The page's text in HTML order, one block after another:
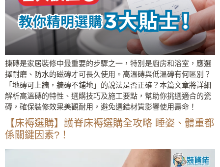
揀磚是家居裝修中最重要的步驟之一，特別是廚房和浴室，應選
擇耐磨、防水的磁磚才可長久使用。高溫磚與低溫磚有何區別？
「地磚可上牆，牆磚不鋪地」的說法是否正確？本篇文章將詳細
解析高溫磚的特性、選購技巧及施工要點，幫助你挑選適合的瓷
磚，確保裝修效果美觀耐用，避免選錯材質影響使用壽命！
【床褥選購】護脊床褥選購全攻略 睡姿、體重都
係關鍵因素?！